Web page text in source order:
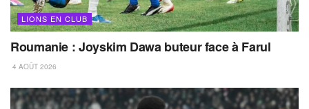
LIONS EN CLUB
Roumanie : Joyskim Dawa buteur face à Farul
4 AOÛT 2026